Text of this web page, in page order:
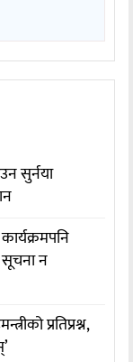
सुर्नया
सूचना न
प्रतिप्रश्न,